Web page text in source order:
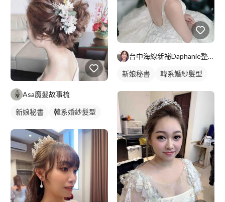
Asa魔髮故事梳
新娘秘書
韓系婚紗髮型
台中海線新祕Daphanie整體彩妝造型師
新娘秘書
韓系婚紗髮型